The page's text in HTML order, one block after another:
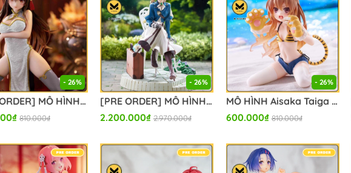
- 26%
[PRE ORDER] MÔ HÌNH Kotegawa Yui - To LOVEru Darkness - Desktop Cute - Chinese Dress Ver, Renewal . (Taito) FIGURE CHÍNH HÃNG
810.000₫
- 26%
[PRE ORDER] MÔ HÌNH Violet Evergarden - Dressta (Taito) FIGURE CHÍNH HÃNG
2.200.000₫ 2.970.000₫
- 26%
MÔ HÌNH Aisaka Taiga - Toradora! - Desktop Cute - Tiger Swimsuit Ver. (Taito) FIGURE CHÍNH HÃNG
600.000₫ 810.000₫